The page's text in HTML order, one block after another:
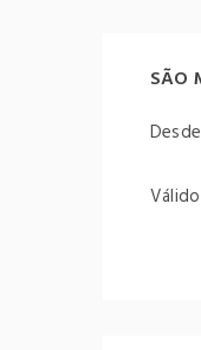
SÃO